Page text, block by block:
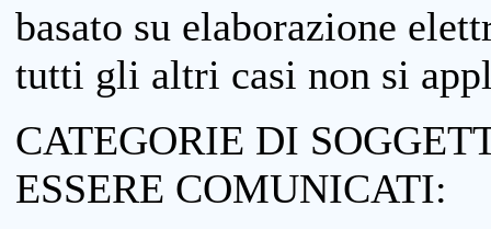
basato su elaborazione
tutti gli altri casi non si
CATEGORIE DI
ESSERE COMUNICATI: